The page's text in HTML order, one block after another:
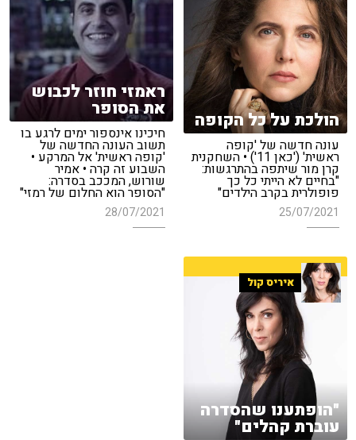
ראמזי חוזר לכבוש
את הסופר
חיכינו אינספור ימים לרגע בו
תשוב העונה החדשה של
'קופה ראשית' אל המרקע •
השבוע זה קרה • אמיר
שורוש, המככב בסדרה:
"הסופר הוא החלום של רמזי"
28/07/2021
הולכת על כל הקופה
עונה חדשה של 'קופה
ראשית' ('כאן 11') • השחקנית
קרן מור שיתפה בהתרגשות:
"בחיים לא הייתי כל כך
פופולרית בקרב הילדים"
25/07/2021
איריס קול
"הופתענו שהסדרה
עוברת קהלים"